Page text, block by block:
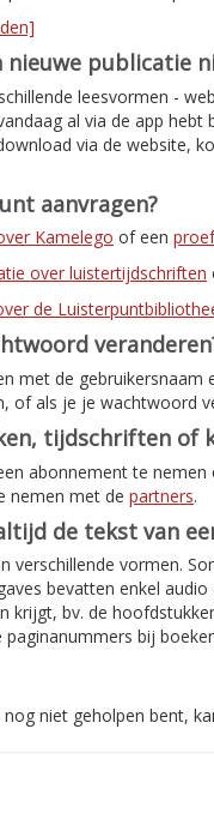
publicatie
leesvormen -
al via de app
via de website,
aanvragen?
Kamelego of een
over luistertijdschriften
de
met de
of als je je wachtwoord
tijdschriften of
abonnement te
nemen met de partners.
de tekst van
verschillende vormen.
bevatten enkel
krijgt, bv. de
bij
niet geholpen bent,